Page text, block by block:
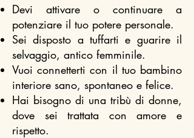
Devi attivare o continuare a
potenziare il tuo potere personale.
Sei disposto a tuffarti e guarire il
selvaggio, antico femminile.
Vuoi connetterti con il tuo bambino
interiore sano, spontaneo e felice.
Hai bisogno di una tribù di donne,
dove sei trattata con amore e
rispetto.